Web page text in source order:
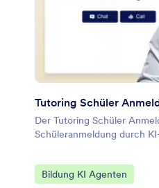
Tutoring Schüler
Der Tutoring Schüler
Schüleranmeldung durch
Zur Kategorie:
Bildung KI Agenten